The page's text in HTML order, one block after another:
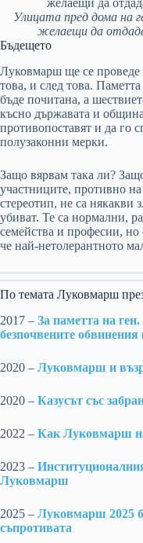
Улицата пред дома на
желаещи да
Бъдещето
Луковмарш ще се проведе
това, и след това.
бъде почитана, а
късно държавата и
противопоставят и да го
полузаконни мерки.
Защо вярвам така ли?
участниците, противно
стереотип, не са някакви
убиват. Те са нормални,
семейства и професии, но
че най-нетолерантното
По темата Луковмарш
2017 – За паметта на
безпочвените
2020 – Луковмарш и
2020 – Казусът със
2022 – Как Луковмарш
2023 –
Луковмарш
2025 – Луковмарш 2025
съпротивата